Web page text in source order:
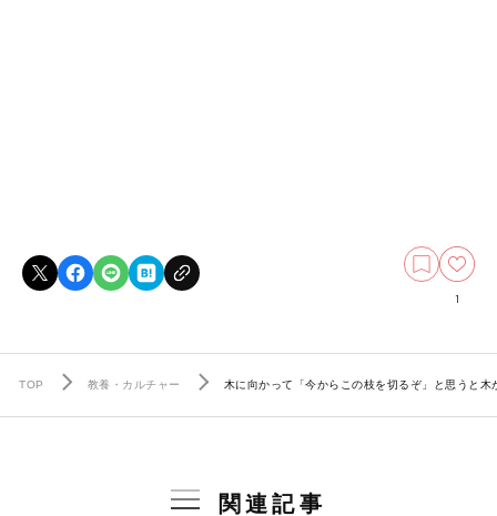
1
TOP 教養・カルチャー 木に向かって「今からこの枝を切るぞ」と思うと
関連記事